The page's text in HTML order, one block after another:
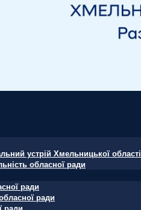
устрій Хмельницької області
обласної ради
ради
ради